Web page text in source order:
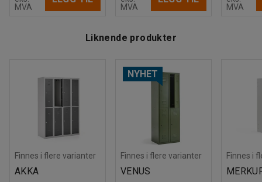
Vekt:
kg
EN 16121:2023
Byggvarubedömd ID: 148671 / 148156
Vis produkt i 3D
MVA
MVA
MVA
Liknende produkter
Finnes i flere varianter
AKKA
NYHET
Finnes i flere varianter
VENUS
Finnes i